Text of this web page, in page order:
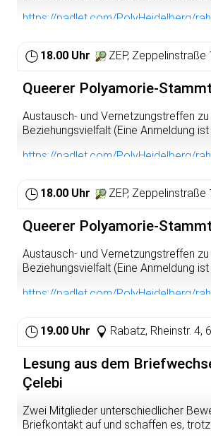
https://padlet.com/PolyHeidelberg/
18.00 Uhr ZEP, Zeppelinstraße
Queerer Polyamorie-
Austausch- und Vernetzungstreffen
Beziehungsvielfalt (Eine Anmeldung
https://padlet.com/PolyHeidelberg/
18.00 Uhr ZEP, Zeppelinstraße
Queerer Polyamorie-
Austausch- und Vernetzungstreffen
Beziehungsvielfalt (Eine Anmeldung
https://padlet.com/PolyHeidelberg/
19.00 Uhr Rabatz, Rheinstr.
Lesung aus dem
Çelebi
Zwei Mitglieder unterschiedlicher
Briefkontakt auf und schaffen es,